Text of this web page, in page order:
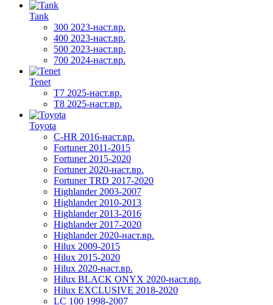
Tank
300 2023-наст.вр.
400 2023-наст.вр.
500 2023-наст.вр.
700 2024-наст.вр.
Tenet
T7 2025-наст.вр.
T8 2025-наст.вр.
Toyota
C-HR 2016-наст.вр.
Fortuner 2011-2015
Fortuner 2015-2020
Fortuner 2020-наст.вр.
Fortuner TRD 2017-2020
Highlander 2003-2007
Highlander 2010-2013
Highlander 2013-2016
Highlander 2017-2020
Highlander 2020-наст.вр.
Hilux 2009-2015
Hilux 2015-2020
Hilux 2020-наст.вр.
Hilux BLACK ONYX 2020-наст.вр.
Hilux EXCLUSIVE 2018-2020
LC 100 1998-2007